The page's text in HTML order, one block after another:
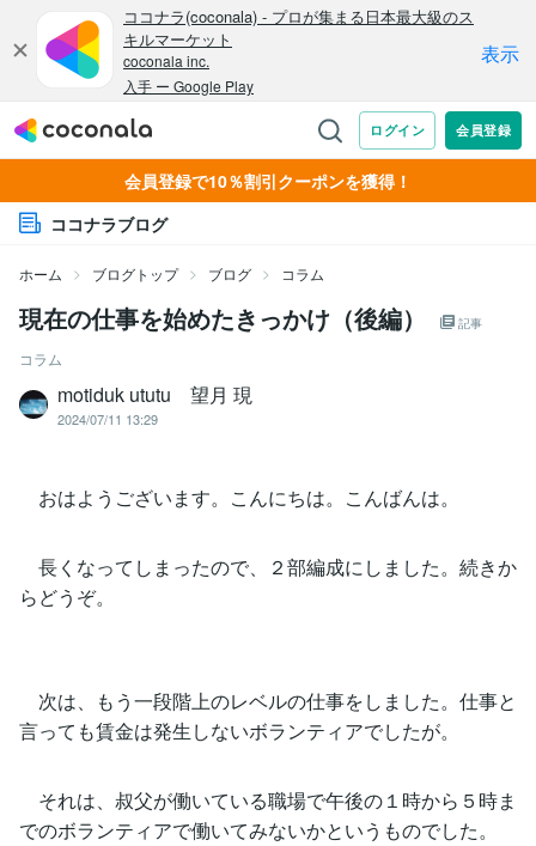
会員登録で10％割引クーポンを獲得！
ココナラブログ
ホーム ブログトップ ブログ コラム
現在の仕事を始めたきっかけ（後編） 記事
コラム
motiduk ututu 望月 現
2024/07/11 13:29
おはようございます。こんにちは。こんばんは。
長くなってしまったので、２部編成にしました。続きか
らどうぞ。
次は、もう一段階上のレベルの仕事をしました。仕事と
言っても賃金は発生しないボランティアでしたが。
それは、叔父が働いている職場で午後の１時から５時ま
でのボランティアで働いてみないかというものでした。